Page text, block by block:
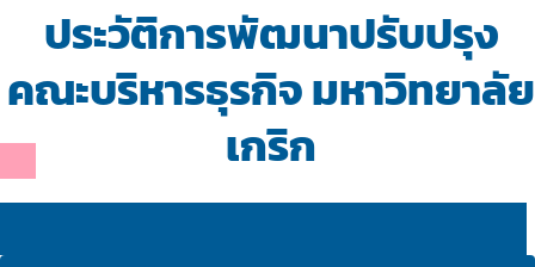
ประวัติการพัฒนาปรับปรุง
คณะบริหารธุรกิจ มหาวิทยาลัย
เกริก